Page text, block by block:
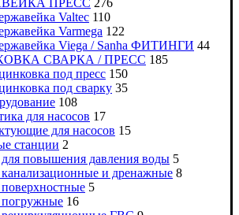
ПРЕСС 276
Valtec 110
Varmega 122
Viega / Sanha ФИТИНГИ 44
СВАРКА / ПРЕСС 185
под пресс 150
под сварку 35
108
для насосов 17
для насосов 15
станции 2
повышения давления воды 5
и дренажные 8
5
16